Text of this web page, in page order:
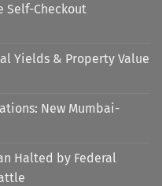
Self-Checkout
Yields & Property Value
New Mumbai-
Halted by Federal